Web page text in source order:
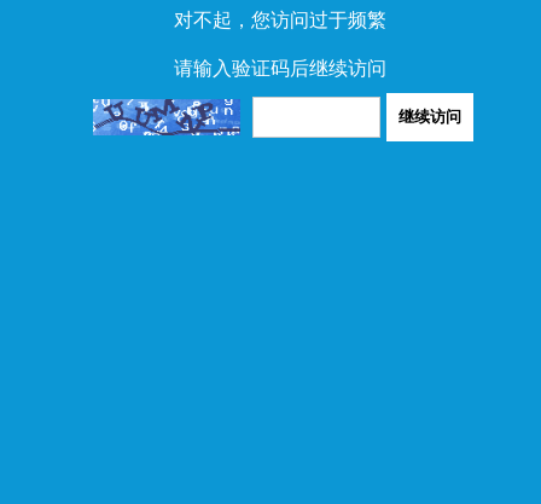
对不起，您访问过于频繁
请输入验证码后继续访问
继续访问